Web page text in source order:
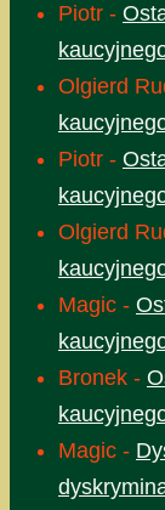
Piotr -
Olgierd
Piotr -
Olgierd
Magic -
Bronek -
Magic -